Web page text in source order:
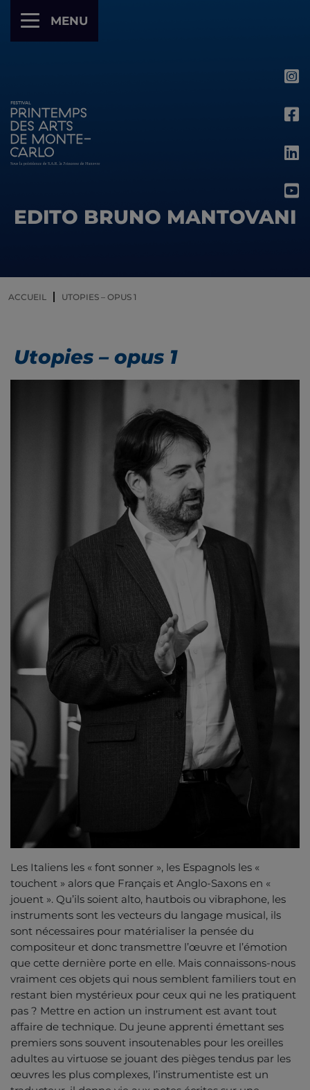
MENU
EDITO BRUNO MANTOVANI
ACCUEIL UTOPIES – OPUS 1
Utopies – opus 1
Les Italiens les « font sonner », les Espagnols les «
touchent » alors que Français et Anglo-Saxons en «
jouent ». Qu’ils soient alto, hautbois ou vibraphone, les
instruments sont les vecteurs du langage musical, ils
sont nécessaires pour matérialiser la pensée du
compositeur et donc transmettre l’œuvre et l’émotion
que cette dernière porte en elle. Mais connaissons-nous
vraiment ces objets qui nous semblent familiers tout en
restant bien mystérieux pour ceux qui ne les pratiquent
pas ? Mettre en action un instrument est avant tout
affaire de technique. Du jeune apprenti émettant ses
premiers sons souvent insoutenables pour les oreilles
adultes au virtuose se jouant des pièges tendus par les
œuvres les plus complexes, l’instrumentiste est un